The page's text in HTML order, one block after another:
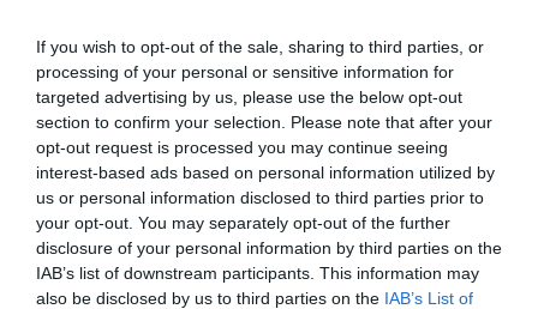
If you wish to opt-out of the sale, sharing to third parties, or
processing of your personal or sensitive information for
targeted advertising by us, please use the below opt-out
section to confirm your selection. Please note that after your
opt-out request is processed you may continue seeing
interest-based ads based on personal information utilized by
us or personal information disclosed to third parties prior to
your opt-out. You may separately opt-out of the further
disclosure of your personal information by third parties on the
IAB’s list of downstream participants. This information may
also be disclosed by us to third parties on the IAB’s List of